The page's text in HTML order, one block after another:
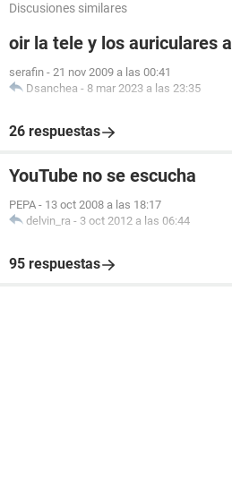
Discusiones similares
oir la tele y los auriculares
serafin - 21 nov 2009 a las 00:41
Dsanchea - 8 mar 2023 a las 23:35
26 respuestas
YouTube no se escucha
PEPA - 13 oct 2008 a las 18:17
delvin_ra - 3 oct 2012 a las 06:44
95 respuestas